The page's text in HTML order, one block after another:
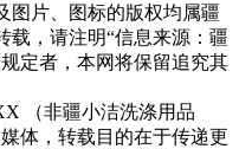
图片、图标的版权均属疆
载，请注明“信息来源：疆
定者，本网将保留追究其
（非疆小洁洗涤用品
体，转载目的在于传递更